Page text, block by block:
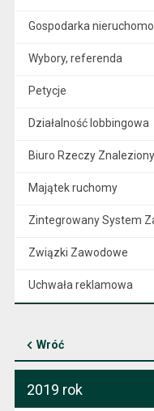
Gospodarka
Wybory, referenda
Petycje
Działalność lobbingowa
Biuro Rzeczy
Majątek ruchomy
Zintegrowany System
Związki Zawodowe
Uchwała reklamowa
Wróć
2019 rok